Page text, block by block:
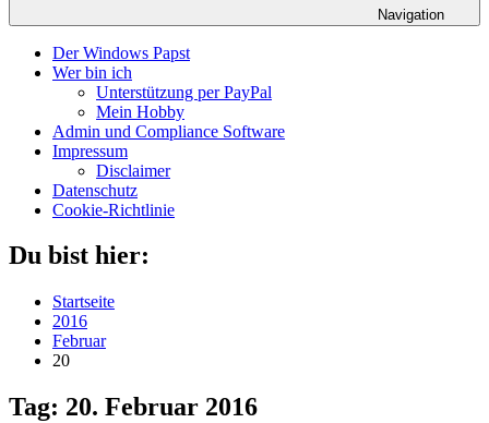
Navigation
Der Windows Papst
Wer bin ich
Unterstützung per PayPal
Mein Hobby
Admin und Compliance Software
Impressum
Disclaimer
Datenschutz
Cookie-Richtlinie
Du bist hier:
Startseite
2016
Februar
20
Tag: 20. Februar 2016